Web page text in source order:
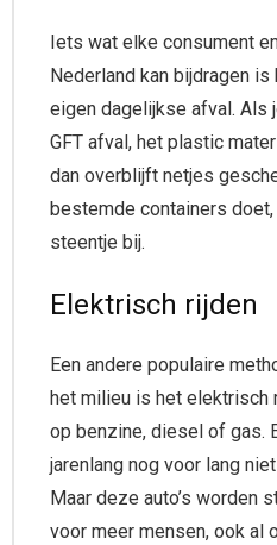
Iets wat elke consument
Nederland kan bijdragen
eigen dagelijkse afval. Als
GFT afval, het plastic
dan overblijft netjes
bestemde containers
steentje bij.
Elektrisch rijden
Een andere populaire
het milieu is het elektrisch
op benzine, diesel of gas.
jarenlang nog voor lang
Maar deze auto’s worden
voor meer mensen, ook al